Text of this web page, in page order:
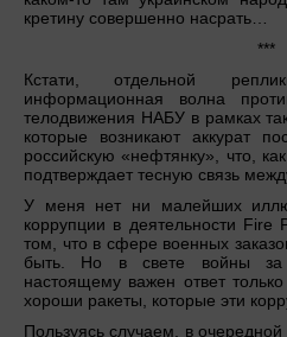
кретину совершенно насрать…
***
Кстати, отдельной
информационная волна
телодвижения НАБУ в рамках
которые возникают аккурат
российскую «нефтянку», что,
подтверждает тесную связь
У меня нет ни малейших
коррупции в деятельности Fire
том, что в сфере военных
быть. Но в свете войны за
настоящему важен ответ
хороши ракеты, которые эти
Пользуясь случаем, в